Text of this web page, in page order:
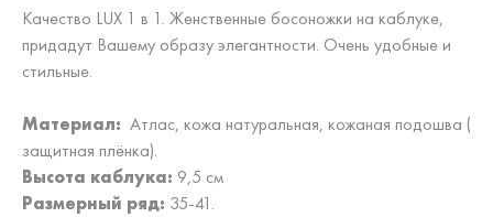
Качество LUX 1 в 1. Женственные босоножки на каблуке,
придадут Вашему образу элегантности. Очень удобные и
стильные.
Материал: Атлас, кожа натуральная, кожаная подошва (
защитная плёнка).
Высота каблука: 9,5 см
Размерный ряд: 35-41.